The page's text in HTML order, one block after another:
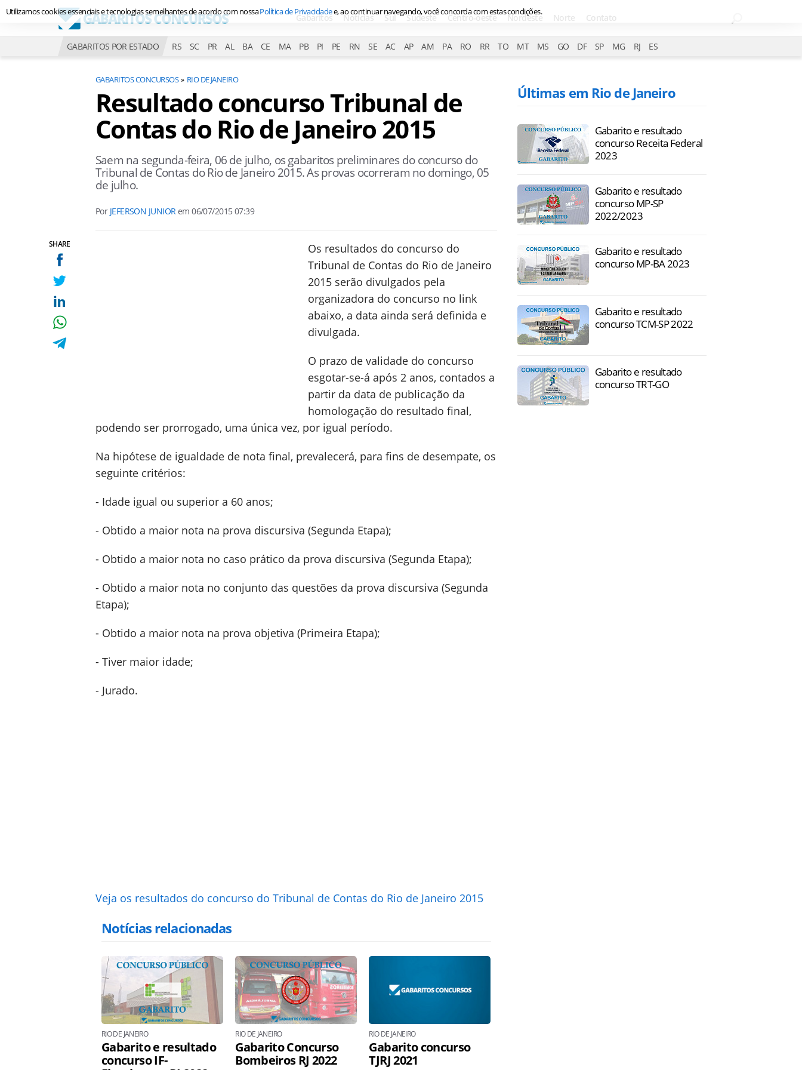
Gabaritos Notícias Sul Sudeste Centro-oeste Nordeste Norte Contato
GABARITOS POR ESTADO RS SC PR AL BA CE MA PB PI PE RN SE AC AP AM PA RO RR TO MT MS GO DF SP MG RJ ES
SHARE
GABARITOS CONCURSOS RIO DE JANEIRO
Resultado concurso Tribunal de
Contas do Rio de Janeiro 2015
Saem na segunda-feira, 06 de julho, os gabaritos preliminares do concurso do
Tribunal de Contas do Rio de Janeiro 2015. As provas ocorreram no domingo, 05
de julho.
Por JEFERSON JUNIORem06/07/2015 07:39
Os resultados do concurso do
Tribunal de Contas do Rio de Janeiro
2015 serão divulgados pela
organizadora do concurso no link
abaixo, a data ainda será definida e
divulgada.
O prazo de validade do concurso
esgotar-se-á após 2 anos, contados a
partir da data de publicação da
homologação do resultado final,
podendo ser prorrogado, uma única vez, por igual período.
Na hipótese de igualdade de nota final, prevalecerá, para fins de desempate, os
seguinte critérios:
- Idade igual ou superior a 60 anos;
- Obtido a maior nota na prova discursiva (Segunda Etapa);
- Obtido a maior nota no caso prático da prova discursiva (Segunda Etapa);
- Obtido a maior nota no conjunto das questões da prova discursiva (Segunda
Etapa);
- Obtido a maior nota na prova objetiva (Primeira Etapa);
- Tiver maior idade;
- Jurado.
Veja os resultados do concurso do Tribunal de Contas do Rio de Janeiro 2015
Notícias relacionadas
RIO DE JANEIRO
Gabarito e resultado
concurso IF-
RIO DE JANEIRO
Gabarito Concurso
Bombeiros RJ 2022
RIO DE JANEIRO
Gabarito concurso
TJRJ 2021
Últimas em Rio de Janeiro
Gabarito e resultado
concurso Receita Federal
2023
Gabarito e resultado
concurso MP-SP
2022/2023
Gabarito e resultado
concurso MP-BA 2023
Gabarito e resultado
concurso TCM-SP 2022
Gabarito e resultado
concurso TRT-GO
Utilizamos cookies essenciais e tecnologias semelhantes de acordo com nossaPolítica de Privacidadee, ao continuar navegando, você concorda com estas condições.